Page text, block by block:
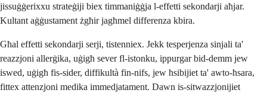
jissuġġerixxu strateġiji biex timmaniġġja l-effetti sekondarji aħjar.
Kultant aġġustament żgħir jagħmel differenza kbira.
Għal effetti sekondarji serji, tistenniex. Jekk tesperjenza sinjali ta'
reazzjoni allerġika, uġigħ sever fl-istonku, ippurgar bid-demm jew
iswed, uġigħ fis-sider, diffikultà fin-nifs, jew ħsibijiet ta' awto-ħsara,
fittex attenzjoni medika immedjatament. Dawn is-sitwazzjonijiet